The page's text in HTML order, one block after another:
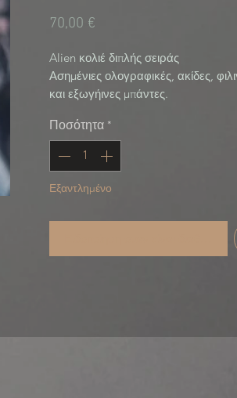
70,00 €
Alien κολιέ διπλής σειράς
Ασημένιες ολογραφικές, ακίδες,
και εξωγήινες μπάντες.
Ποσότητα *
Εξαντλημένο